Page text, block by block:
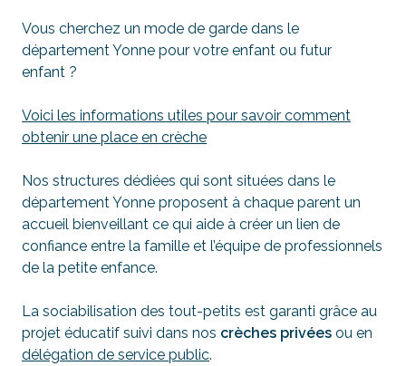
Vous cherchez un mode de garde dans le
département Yonne pour votre enfant ou futur
enfant ?
Voici les informations utiles pour savoir comment
obtenir une place en crèche
Nos structures dédiées qui sont situées dans le
département Yonne proposent à chaque parent un
accueil bienveillant ce qui aide à créer un lien de
confiance entre la famille et l’équipe de professionnels
de la petite enfance.
La sociabilisation des tout-petits est garanti grâce au
projet éducatif suivi dans nos crèches privées ou en
délégation de service public.